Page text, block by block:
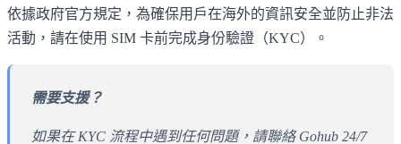
依據政府官方規定，為確保用戶在海外的資訊安全並防止非法
活動，請在使用 SIM 卡前完成身份驗證（KYC）。
需要支援？
如果在 KYC 流程中遇到任何問題，請聯絡 Gohub 24/7